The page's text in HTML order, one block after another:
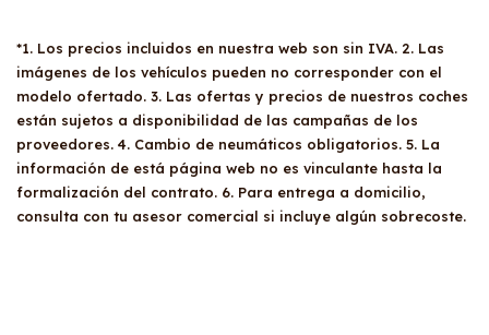
*1. Los precios incluidos en nuestra web son sin IVA. 2. Las
imágenes de los vehículos pueden no corresponder con el
modelo ofertado. 3. Las ofertas y precios de nuestros coches
están sujetos a disponibilidad de las campañas de los
proveedores. 4. Cambio de neumáticos obligatorios. 5. La
información de está página web no es vinculante hasta la
formalización del contrato. 6. Para entrega a domicilio,
consulta con tu asesor comercial si incluye algún sobrecoste.